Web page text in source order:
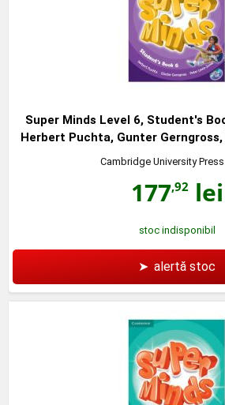
Super Minds Level 6, Student's
Herbert Puchta, Gunter
Cambridge University Press
177,92lei
stoc indisponibil
➤ alertă stoc